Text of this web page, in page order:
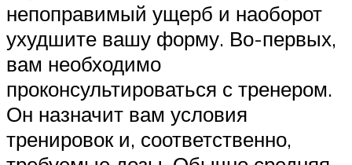
непоправимый ущерб и наоборот
ухудшите вашу форму. Во-первых,
вам необходимо
проконсультироваться с тренером.
Он назначит вам условия
тренировок и, соответственно,